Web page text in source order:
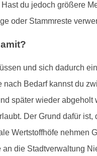
du jedoch größere
oder Stammreste
und sich dadurch
Bedarf kannst du
später wieder
Der Grund dafür
Wertstoffhöfe nehmen
die Stadtverwaltung